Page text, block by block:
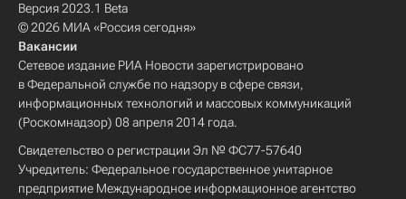
Версия 2023.1 Beta
© 2026 МИА «Россия сегодня»
Вакансии
Сетевое издание РИА Новости зарегистрировано
в Федеральной службе по надзору в сфере связи,
информационных технологий и массовых коммуникаций
(Роскомнадзор) 08 апреля 2014 года.
Свидетельство о регистрации Эл № ФС77-57640
Учредитель: Федеральное государственное унитарное
предприятие Международное информационное агентство